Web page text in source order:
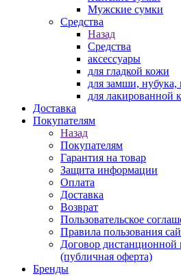
Мужские сумки
Средства
Назад
Средства
аксессуары
для гладкой кожи
для замши, нубука,
для лакированной
Доставка
Покупателям
Назад
Покупателям
Гарантия на товар
Защита информации
Оплата
Доставка
Возврат
Пользовательское
Правила пользования
Договор дистанционной
(публичная оферта)
Бренды